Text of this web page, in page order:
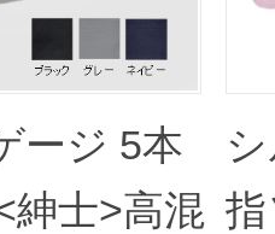
ージ 5本
紳士>高混